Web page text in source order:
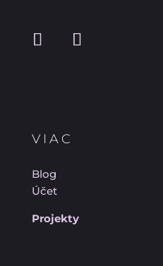
VIAC
Blog
Účet
Projekty